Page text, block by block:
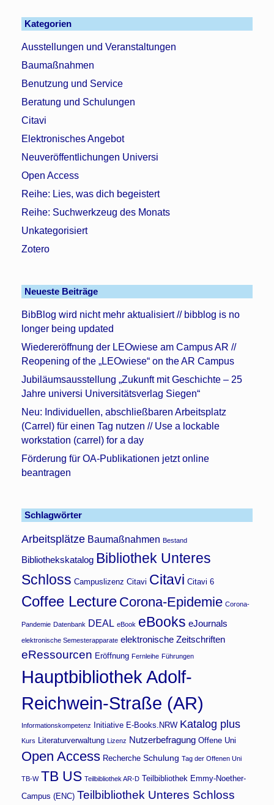
Kategorien
Ausstellungen und Veranstaltungen
Baumaßnahmen
Benutzung und Service
Beratung und Schulungen
Citavi
Elektronisches Angebot
Neuveröffentlichungen Universi
Open Access
Reihe: Lies, was dich begeistert
Reihe: Suchwerkzeug des Monats
Unkategorisiert
Zotero
Neueste Beiträge
BibBlog wird nicht mehr aktualisiert // bibblog is no
longer being updated
Wiedereröffnung der LEOwiese am Campus AR //
Reopening of the „LEOwiese“ on the AR Campus
Jubiläumsausstellung „Zukunft mit Geschichte – 25
Jahre universi Universitätsverlag Siegen“
Neu: Individuellen, abschließbaren Arbeitsplatz
(Carrel) für einen Tag nutzen // Use a lockable
workstation (carrel) for a day
Förderung für OA-Publikationen jetzt online
beantragen
Schlagwörter
Arbeitsplätze Baumaßnahmen Bestand
Bibliothekskatalog Bibliothek Unteres
Schloss Campuslizenz Citavi Citavi Citavi 6
Coffee Lecture Corona-Epidemie Corona-
Pandemie Datenbank DEAL eBook eBooks eJournals
elektronische Semesterapparate elektronische Zeitschriften
eRessourcen Eröffnung Fernleihe Führungen
Hauptbibliothek Adolf-
Reichwein-Straße (AR)
Informationskompetenz Initiative E-Books.NRW Katalog plus
Kurs Literaturverwaltung Lizenz Nutzerbefragung Offene Uni
Open Access Recherche Schulung Tag der Offenen Uni
TB-W TB US Teilbibliothek AR-D Teilbibliothek Emmy-Noether-
Campus (ENC) Teilbibliothek Unteres Schloss